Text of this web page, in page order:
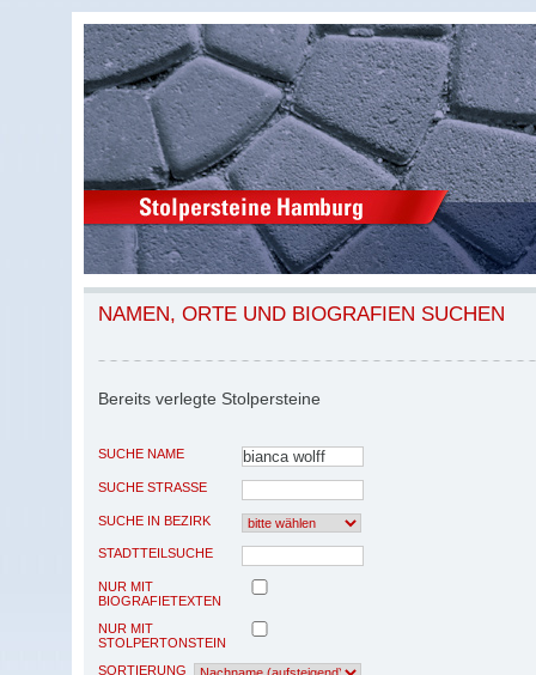
NAMEN, ORTE UND BIOGRAFIEN SUCHEN
Bereits verlegte Stolpersteine
SUCHE NAME
SUCHE STRASSE
SUCHE IN BEZIRK
STADTTEILSUCHE
NUR MIT
BIOGRAFIETEXTEN
NUR MIT
STOLPERTONSTEIN
SORTIERUNG